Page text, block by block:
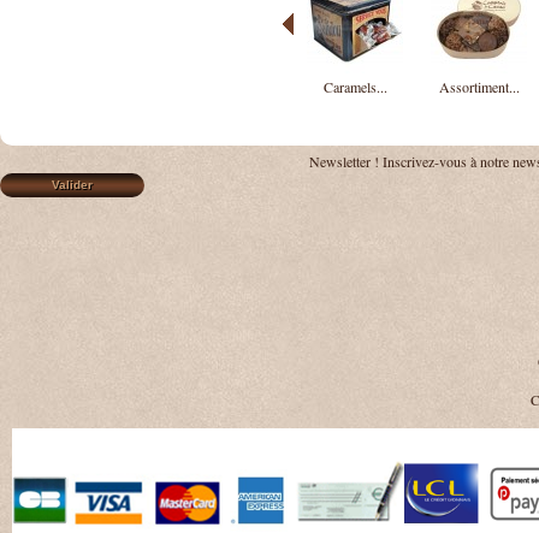
Caramels... Assortiment...
Newsletter ! Inscrivez-vous à notre